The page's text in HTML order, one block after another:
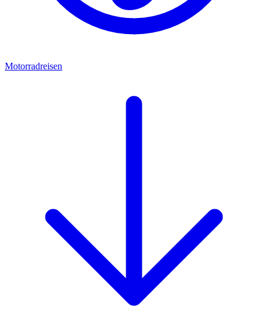
Motorradreisen